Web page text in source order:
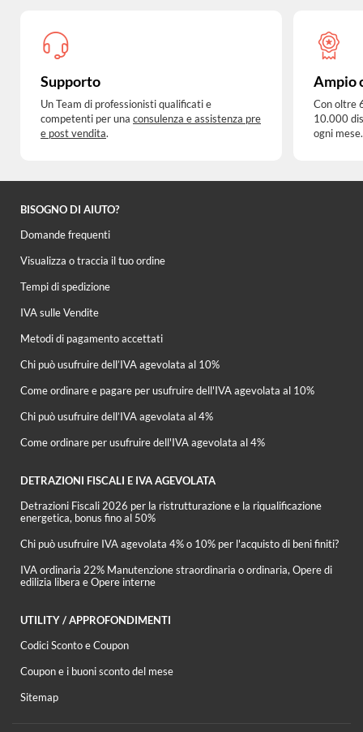
Supporto
Un Team di professionisti qualificati e
competenti per una consulenza e assistenza pre
e post vendita.
Ampio
Con oltre
10.000
ogni mese.
BISOGNO DI AIUTO?
Domande frequenti
Visualizza o traccia il tuo ordine
Tempi di spedizione
IVA sulle Vendite
Metodi di pagamento accettati
Chi può usufruire dell’IVA agevolata al 10%
Come ordinare e pagare per usufruire dell'IVA agevolata al 10%
Chi può usufruire dell’IVA agevolata al 4%
Come ordinare per usufruire dell'IVA agevolata al 4%
DETRAZIONI FISCALI E IVA AGEVOLATA
Detrazioni Fiscali 2026 per la ristrutturazione e la riqualificazione
energetica, bonus fino al 50%
Chi può usufruire IVA agevolata 4% o 10% per l'acquisto di beni finiti?
IVA ordinaria 22% Manutenzione straordinaria o ordinaria, Opere di
edilizia libera e Opere interne
UTILITY / APPROFONDIMENTI
Codici Sconto e Coupon
Coupon e i buoni sconto del mese
Sitemap